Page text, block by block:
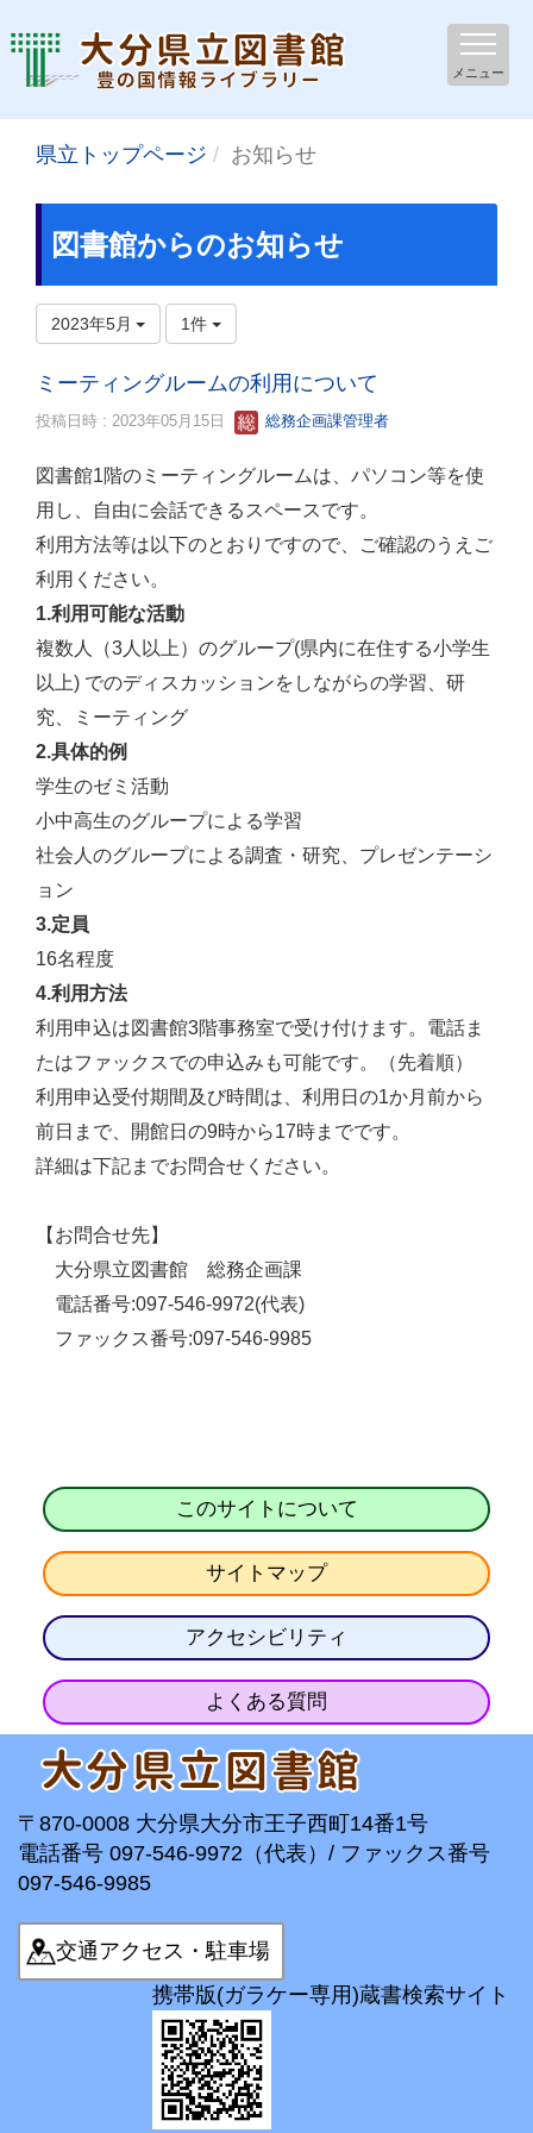
メニュー
県立トップページ お知らせ
図書館からのお知らせ
2023年5月 1件
ミーティングルームの利用について
投稿日時 : 2023年05月15日 総務企画課管理者
図書館1階のミーティングルームは、パソコン等を使
用し、自由に会話できるスペースです。
利用方法等は以下のとおりですので、ご確認のうえご
利用ください。
1.利用可能な活動
複数人（3人以上）のグループ(県内に在住する小学生
以上) でのディスカッションをしながらの学習、研
究、ミーティング
2.具体的例
学生のゼミ活動
小中高生のグループによる学習
社会人のグループによる調査・研究、プレゼンテーシ
ョン
3.定員
16名程度
4.利用方法
利用申込は図書館3階事務室で受け付けます。電話ま
たはファックスでの申込みも可能です。（先着順）
利用申込受付期間及び時間は、利用日の1か月前から
前日まで、開館日の9時から17時までです。
詳細は下記までお問合せください。
【お問合せ先】
大分県立図書館 総務企画課
電話番号:097-546-9972(代表)
ファックス番号:097-546-9985
このサイトについて
サイトマップ
アクセシビリティ
よくある質問
〒870-0008 大分県大分市王子西町14番1号
電話番号 097-546-9972（代表）/ ファックス番号
097-546-9985
交通アクセス・駐車場
携帯版(ガラケー専用)蔵書検索サイト